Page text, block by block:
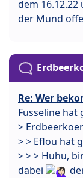
dem
der Mund
Re: Wer
Fusseline hat
>
> > Eflou hat
> > > Huhu,
dabei